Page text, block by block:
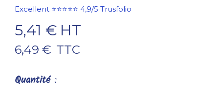
Excellent ⭐⭐⭐⭐⭐ 4,9/5 Trusfolio
5,41 € HT
6,49 € TTC
Quantité